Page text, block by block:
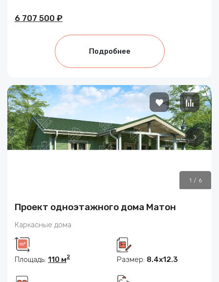
6 707 500 ₽
Подробнее
1 / 6
Проект одноэтажного дома Матон
Каркасные дома
Площадь: 110 м2 Размер: 8.4x12.3